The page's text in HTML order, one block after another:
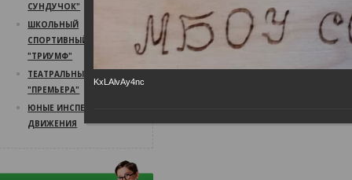
СУНДУЧОК"
ШКОЛЬНЫЙ
СПОРТИВНЫЙ КЛУБ
"ТРИУМФ"
ТЕАТРАЛЬНЫЙ КРУЖОК
"ПРЕМЬЕРА"
ЮНЫЕ ИНСПЕКТОРА
ДВИЖЕНИЯ
KxLAlvAy4nc